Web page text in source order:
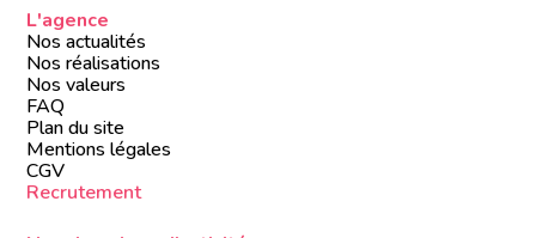
L'agence
Nos actualités
Nos réalisations
Nos valeurs
FAQ
Plan du site
Mentions légales
CGV
Recrutement